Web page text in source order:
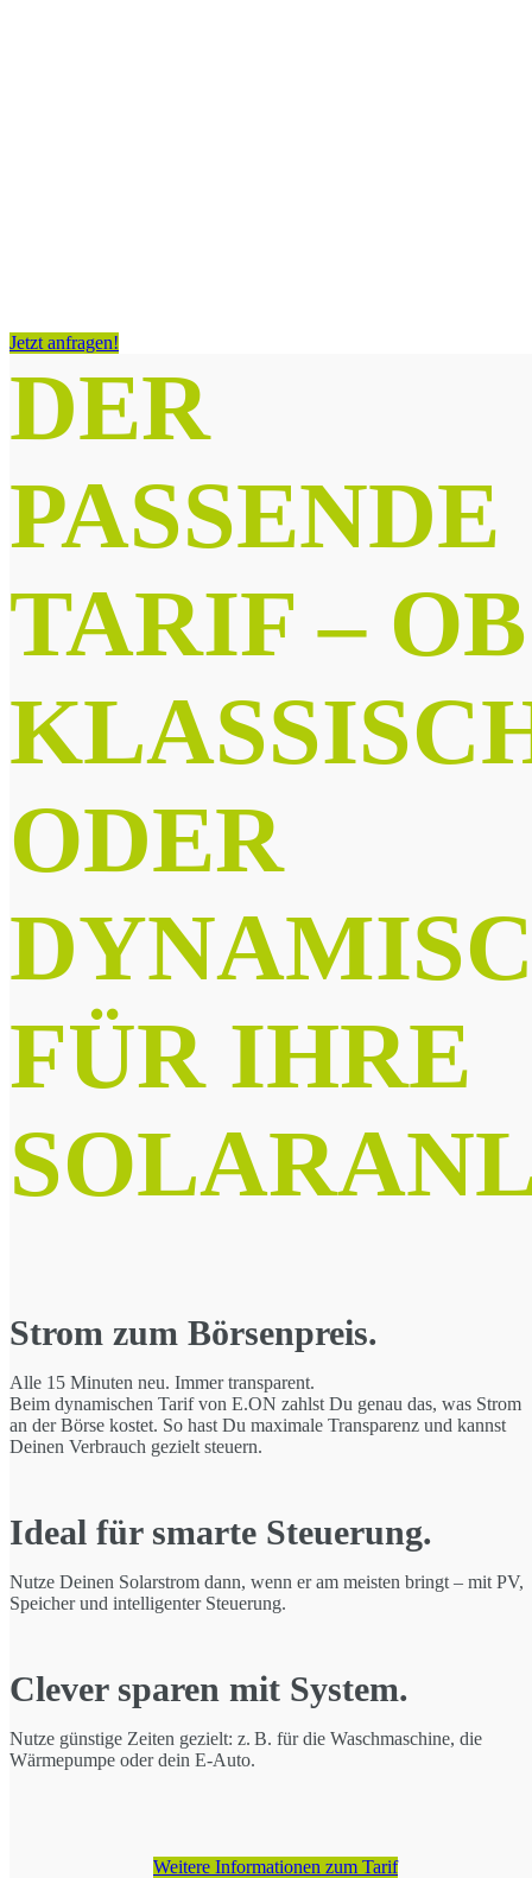
Jetzt anfragen!
DER
PASSENDE
TARIF – OB
ODER
FÜR IHRE
Strom zum Börsenpreis.
Alle 15 Minuten neu. Immer transparent.
Beim dynamischen Tarif von E.ON zahlst Du genau das, was Strom
an der Börse kostet. So hast Du maximale Transparenz und kannst
Deinen Verbrauch gezielt steuern.
Ideal für smarte Steuerung.
Nutze Deinen Solarstrom dann, wenn er am meisten bringt – mit PV,
Speicher und intelligenter Steuerung.
Clever sparen mit System.
Nutze günstige Zeiten gezielt: z. B. für die Waschmaschine, die
Wärmepumpe oder dein E-Auto.
Weitere Informationen zum Tarif